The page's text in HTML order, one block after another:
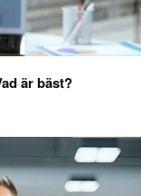
är bäst?